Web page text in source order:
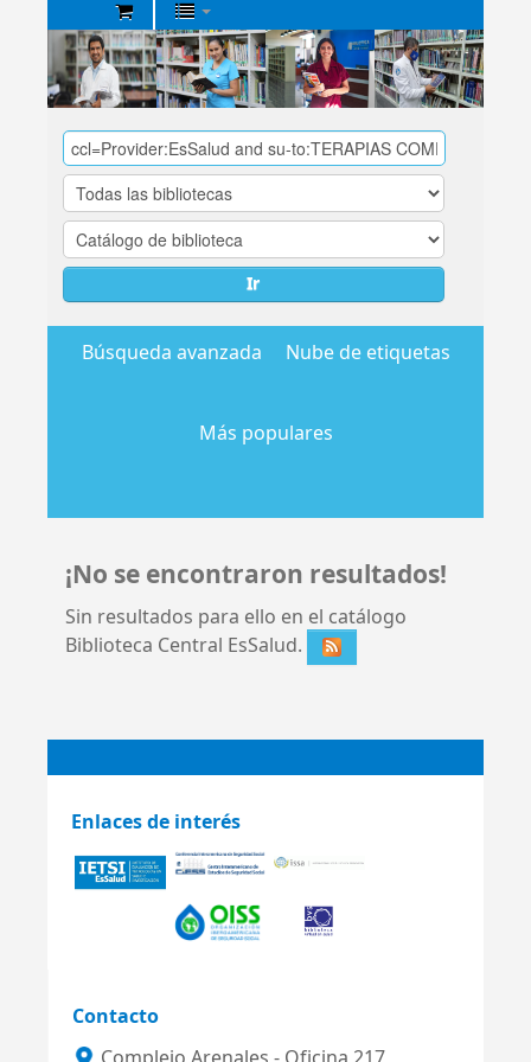
Biblioteca
Central
EsSalud
Ir
Búsqueda avanzada Nube de etiquetas
Más populares
¡No se encontraron resultados!
Sin resultados para ello en el catálogo
Biblioteca Central EsSalud.
Enlaces de interés
Contacto